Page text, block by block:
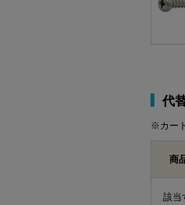
代
※カー
商
該当